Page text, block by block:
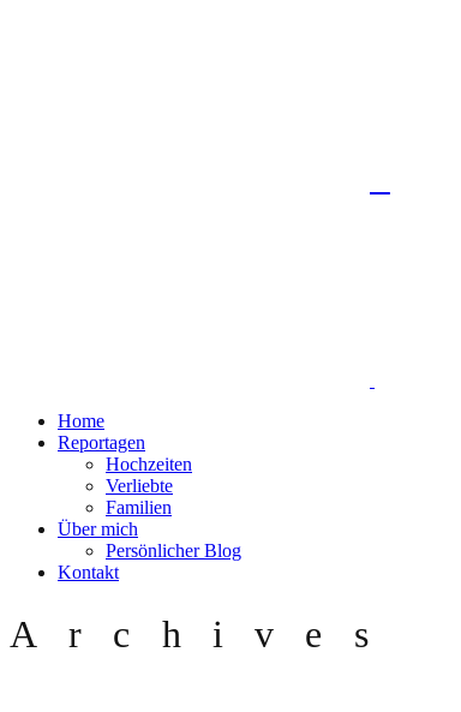
Home
Reportagen
Hochzeiten
Verliebte
Familien
Über mich
Persönlicher Blog
Kontakt
Archives